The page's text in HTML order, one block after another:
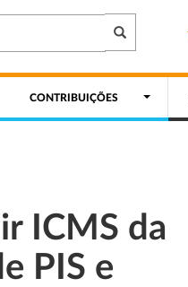
CONTRIBUIÇÕES
ICMS da
PIS e